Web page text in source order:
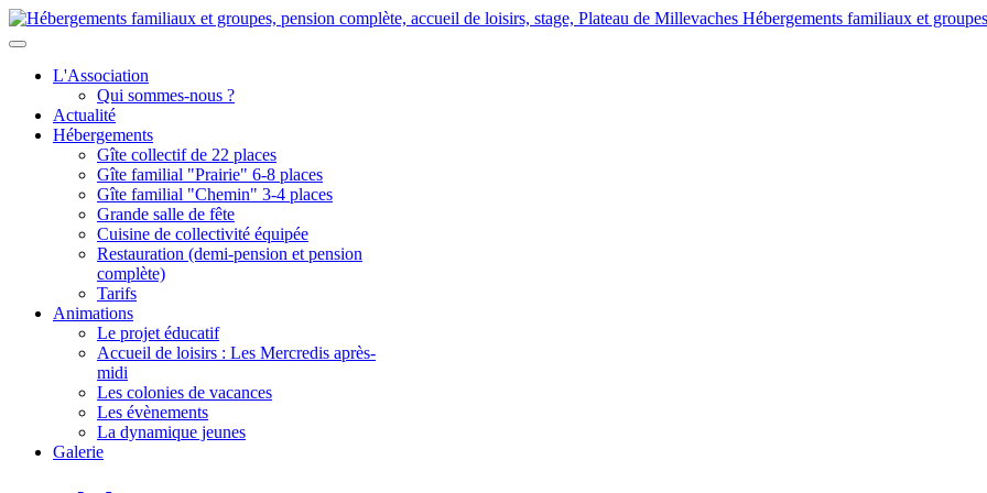
Hébergements familiaux et
L'Association
Qui sommes-nous ?
Actualité
Hébergements
Gîte collectif de 22 places
Gîte familial "Prairie" 6-8 places
Gîte familial "Chemin" 3-4 places
Grande salle de fête
Cuisine de collectivité équipée
Restauration (demi-pension et pension
complète)
Tarifs
Animations
Le projet éducatif
Accueil de loisirs : Les Mercredis après-
midi
Les colonies de vacances
Les évènements
La dynamique jeunes
Galerie